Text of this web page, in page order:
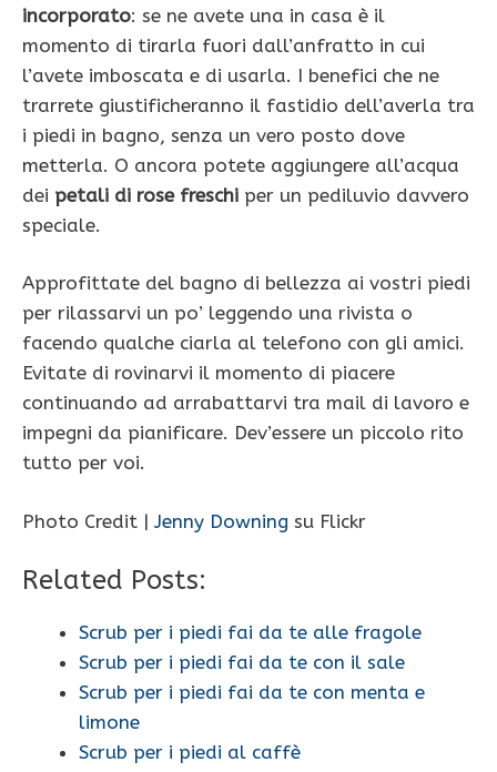
incorporato: se ne avete una in casa è il
momento di tirarla fuori dall’anfratto in cui
l’avete imboscata e di usarla. I benefici che ne
trarrete giustificheranno il fastidio dell’averla tra
i piedi in bagno, senza un vero posto dove
metterla. O ancora potete aggiungere all’acqua
dei petali di rose freschi per un pediluvio davvero
speciale.
Approfittate del bagno di bellezza ai vostri piedi
per rilassarvi un po’ leggendo una rivista o
facendo qualche ciarla al telefono con gli amici.
Evitate di rovinarvi il momento di piacere
continuando ad arrabattarvi tra mail di lavoro e
impegni da pianificare. Dev’essere un piccolo rito
tutto per voi.
Photo Credit | Jenny Downing su Flickr
Related Posts:
Scrub per i piedi fai da te alle fragole
Scrub per i piedi fai da te con il sale
Scrub per i piedi fai da te con menta e
limone
Scrub per i piedi al caffè